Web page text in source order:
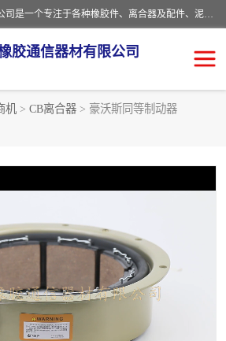
河南大林橡胶通信器材有限公司是一个专注于各种橡胶件、离合器及配件、泥浆泵及配件等产品设计制造和加工的企业。产品应用于矿山、冶金、石油、钢铁、化工、水泥、船舶、造纸、通用机械等各种大功率机械传动或制动装置。
胶通信器材有限公司
机 > CB离合器 > 豪沃斯同等制动器
气动元件
CB离合器
实芯轮胎